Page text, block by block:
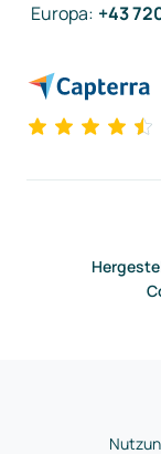
Europa: +43